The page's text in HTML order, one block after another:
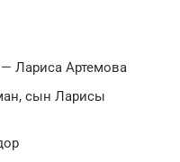
Лариса Артемова
сын Ларисы